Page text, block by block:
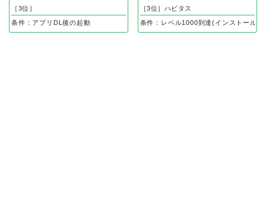
［3位］
条件：アプリDL後の起動
［3位］ハピタス
条件：レベル1000到達(インストール後